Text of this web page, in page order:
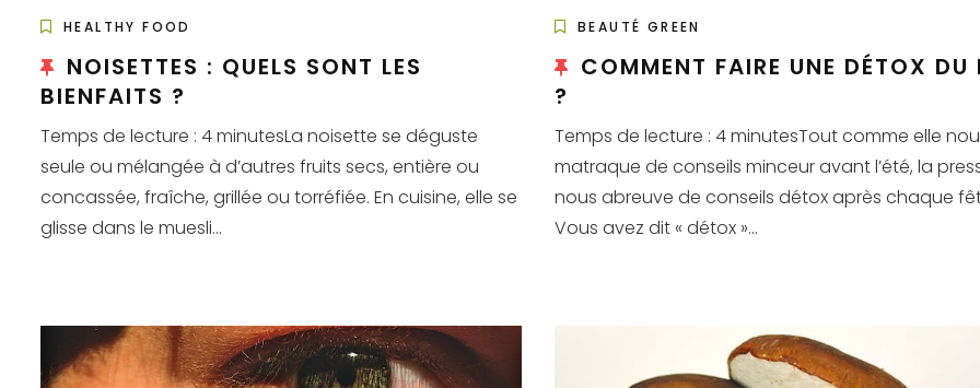
HEALTHY FOOD
NOISETTES : QUELS SONT LES
BIENFAITS ?
Temps de lecture : 4 minutesLa noisette se déguste
seule ou mélangée à d’autres fruits secs, entière ou
concassée, fraîche, grillée ou torréfiée. En cuisine, elle se
glisse dans le muesli...
BEAUTÉ GREEN
COMMENT FAIRE UNE DÉTOX DU
?
Temps de lecture : 4 minutesTout comme elle
matraque de conseils minceur avant l’été, la
nous abreuve de conseils détox après chaque
Vous avez dit « détox »...